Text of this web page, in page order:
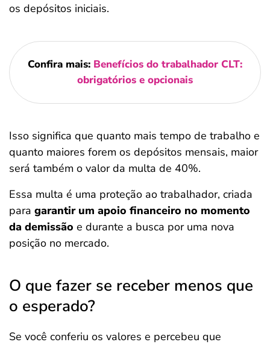
os depósitos iniciais.
Confira mais: Benefícios do trabalhador CLT:
obrigatórios e opcionais
Isso significa que quanto mais tempo de trabalho e
quanto maiores forem os depósitos mensais, maior
será também o valor da multa de 40%.
Essa multa é uma proteção ao trabalhador, criada
para garantir um apoio financeiro no momento
da demissão e durante a busca por uma nova
posição no mercado.
O que fazer se receber menos que
o esperado?
Se você conferiu os valores e percebeu que